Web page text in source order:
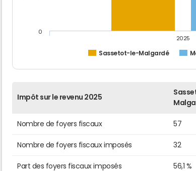
Sassetot-le-Malgardé
2025
0
Impôt sur le revenu 2025
Nombre de foyers fiscaux 57
Nombre de foyers fiscaux imposés 32
Part des foyers fiscaux imposés 56,1 %